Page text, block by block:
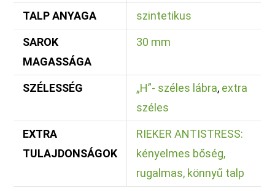
TALP ANYAGA szintetikus
SAROK
MAGASSÁGA
30 mm
SZÉLESSÉG „H”- széles lábra, extra
széles
EXTRA
TULAJDONSÁGOK
RIEKER ANTISTRESS:
kényelmes bőség,
rugalmas, könnyű talp